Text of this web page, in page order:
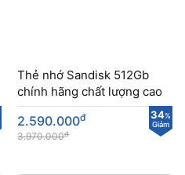
Thẻ nhớ Sandisk 512Gb
chính hãng chất lượng cao
34%
Giảm
2.590.000đ
3.970.000đ